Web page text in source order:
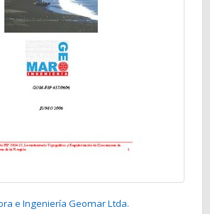
e Ingeniería Geomar Ltda.